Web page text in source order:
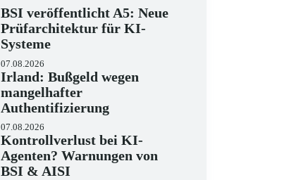
BSI veröffentlicht A5: Neue
Prüfarchitektur für KI-
Systeme
07.08.2026
Irland: Bußgeld wegen
mangelhafter
Authentifizierung
07.08.2026
Kontrollverlust bei KI-
Agenten? Warnungen von
BSI & AISI